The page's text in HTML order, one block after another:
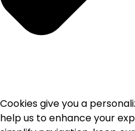
Cookies give you a
help us to enhance your